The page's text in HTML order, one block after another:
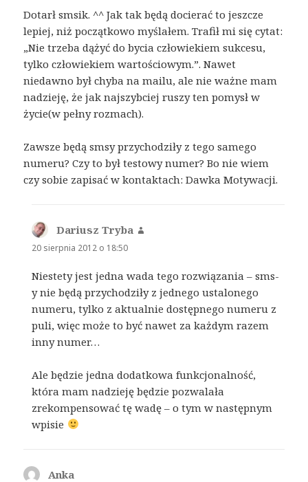
Dotarł smsik. ^^ Jak tak będą docierać to jeszcze
lepiej, niż początkowo myślałem. Trafił mi się cytat:
„Nie trzeba dążyć do bycia człowiekiem sukcesu,
tylko człowiekiem wartościowym.”. Nawet
niedawno był chyba na mailu, ale nie ważne mam
nadzieję, że jak najszybciej ruszy ten pomysł w
życie(w pełny rozmach).
Zawsze będą smsy przychodziły z tego samego
numeru? Czy to był testowy numer? Bo nie wiem
czy sobie zapisać w kontaktach: Dawka Motywacji.
Dariusz Tryba
20 sierpnia 2012 o 18:50
Niestety jest jedna wada tego rozwiązania – sms-
y nie będą przychodziły z jednego ustalonego
numeru, tylko z aktualnie dostępnego numeru z
puli, więc może to być nawet za każdym razem
inny numer…
Ale będzie jedna dodatkowa funkcjonalność,
która mam nadzieję będzie pozwalała
zrekompensować tę wadę – o tym w następnym
wpisie
Anka